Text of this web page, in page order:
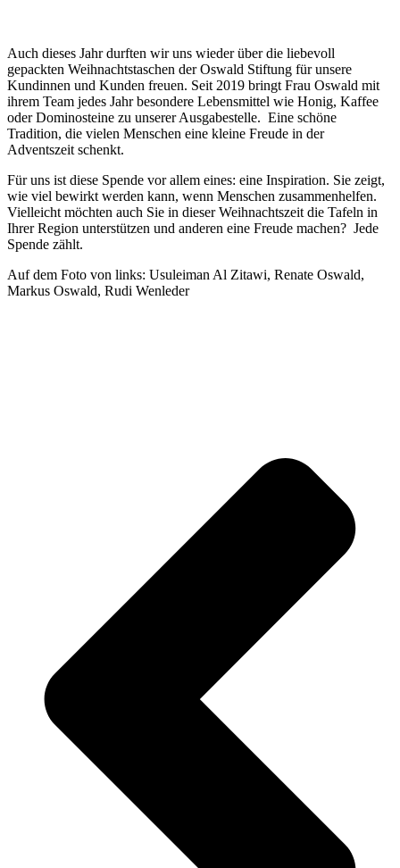
Auch dieses Jahr durften wir uns wieder über die liebevoll
gepackten Weihnachtstaschen der Oswald Stiftung für unsere
Kundinnen und Kunden freuen. Seit 2019 bringt Frau Oswald mit
ihrem Team jedes Jahr besondere Lebensmittel wie Honig, Kaffee
oder Dominosteine zu unserer Ausgabestelle. Eine schöne
Tradition, die vielen Menschen eine kleine Freude in der
Adventszeit schenkt.
Für uns ist diese Spende vor allem eines: eine Inspiration. Sie zeigt,
wie viel bewirkt werden kann, wenn Menschen zusammenhelfen.
Vielleicht möchten auch Sie in dieser Weihnachtszeit die Tafeln in
Ihrer Region unterstützen und anderen eine Freude machen? Jede
Spende zählt.
Auf dem Foto von links: Usuleiman Al Zitawi, Renate Oswald,
Markus Oswald, Rudi Wenleder